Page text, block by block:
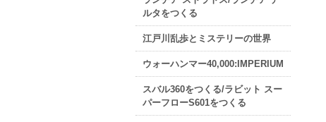
ルタをつくる
江戸川乱歩とミステリーの世界
ウォーハンマー40,000:IMPERIUM
スバル360をつくる/ラビット スー
パーフローS601をつくる